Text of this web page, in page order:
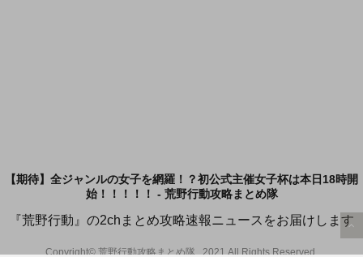
【期待】全ジャンルの女子を網羅！？初公式主催女子杯は本日18時開
始！！！！！ - 荒野行動攻略まとめ隊
『荒野行動』の2chまとめ攻略速報ニュースをお届けします
Copyright© 荒野行動攻略まとめ隊 , 2021 All Rights Reserved.